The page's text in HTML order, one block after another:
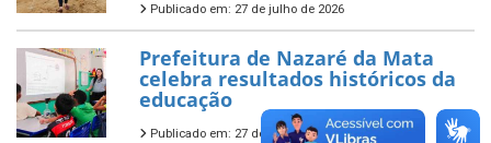
Publicado em: 27 de julho de 2026
Prefeitura de Nazaré da Mata
celebra resultados históricos da
educação
Publicado em: 27 de julho de 2026